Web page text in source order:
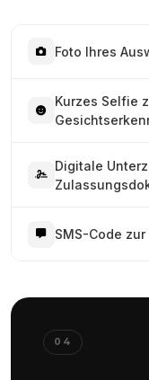
Foto Ihres
Kurzes Selfie
Digitale
SMS-Code
04